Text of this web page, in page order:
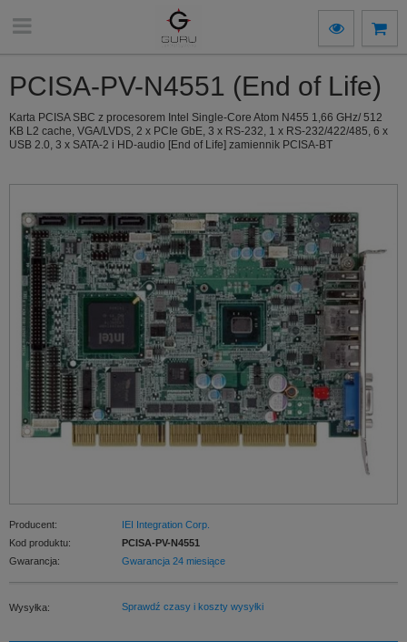
PCISA-PV-N4551 (End of Life)
Karta PCISA SBC z procesorem Intel Single-Core Atom N455 1,66 GHz/ 512
KB L2 cache, VGA/LVDS, 2 x PCIe GbE, 3 x RS-232, 1 x RS-232/422/485, 6 x
USB 2.0, 3 x SATA-2 i HD-audio [End of Life] zamiennik PCISA-BT
Producent:
IEI Integration Corp.
Kod produktu:
PCISA-PV-N4551
Gwarancja:
Gwarancja 24 miesiące
Wysyłka: Sprawdź czasy i koszty wysyłki